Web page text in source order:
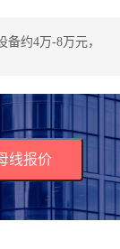
约4万-8万元，
线报价